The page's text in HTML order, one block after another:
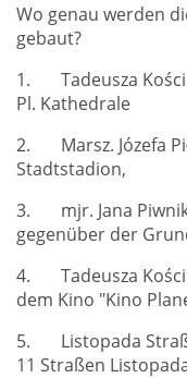
Wo genau werden
gebaut?
1. Tadeusza
Pl. Kathedrale
2. Marsz. Józefa
Stadtstadion,
3. mjr. Jana
gegenüber der
4. Tadeusza
dem Kino "Kino
5. Listopada
11 Straßen